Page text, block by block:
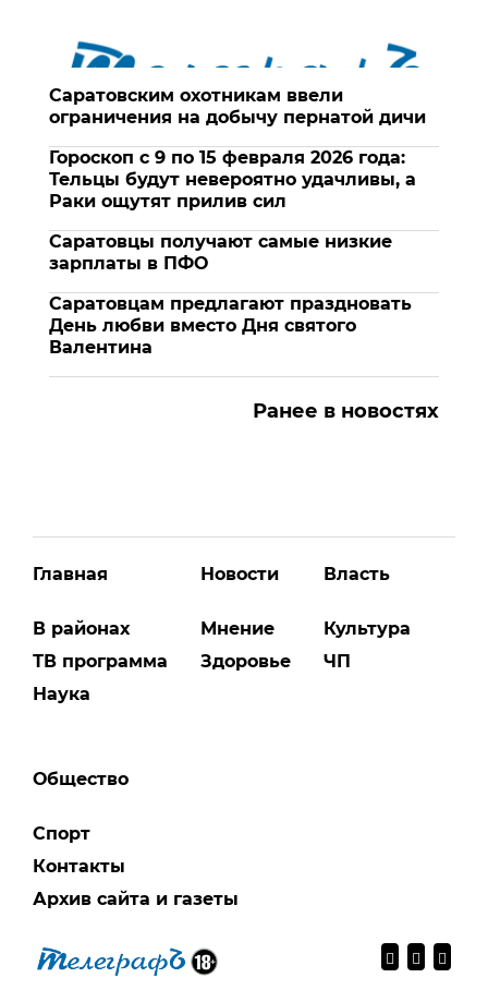
Саратовским охотникам ввели
ограничения на добычу пернатой дичи
Гороскоп с 9 по 15 февраля 2026 года:
Тельцы будут невероятно удачливы, а
Раки ощутят прилив сил
Саратовцы получают самые низкие
зарплаты в ПФО
Саратовцам предлагают праздновать
День любви вместо Дня святого
Валентина
Ранее в новостях
Главная
В районах
ТВ программа
Наука
Новости
Мнение
Здоровье
Власть
Культура
ЧП
Общество
Спорт
Контакты
Архив сайта и газеты